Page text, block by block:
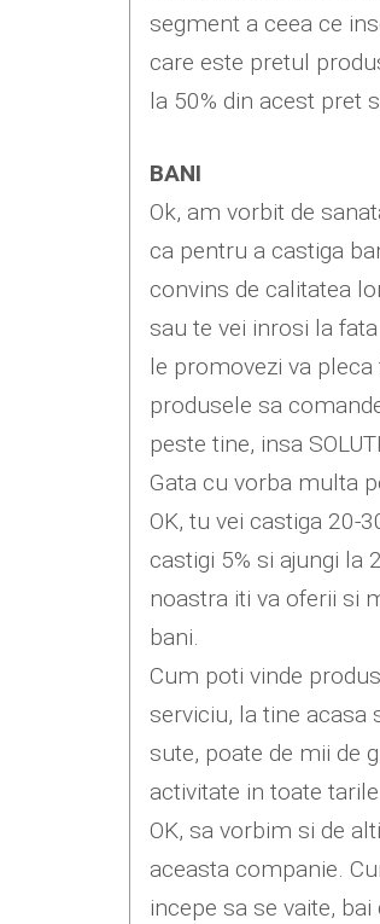
segment a ceea ce
care este pretul
la 50% din acest pret
BANI
Ok, am vorbit de
ca pentru a castiga
convins de calitatea
sau te vei inrosi la
le promovezi va
produsele sa
peste tine, insa
Gata cu vorba multa
OK, tu vei castiga 20-
castigi 5% si ajungi la
noastra iti va oferii si
bani.
Cum poti vinde
serviciu, la tine
sute, poate de mii de
activitate in toate
OK, sa vorbim si de
aceasta companie.
incepe sa se vaite,